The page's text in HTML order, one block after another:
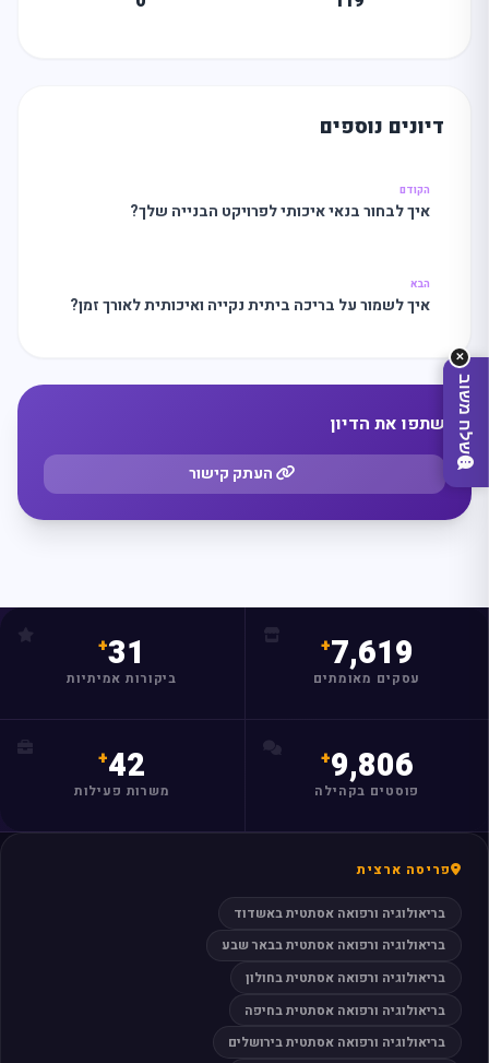
מה
מצאו לי עסק
דיונים נוספים
הקודם
איך לבחור בנאי איכותי לפרויקט הבנייה שלך?
הבא
איך לשמור על בריכה ביתית נקייה ואיכותית לאורך זמן?
שתפו את הדיון
העתק קישור
✕
שלח משוב
7,619
עסקים מאומתים
31
ביקורות אמיתיות
9,806
פוסטים בקהילה
42
משרות פעילות
פריסה ארצית
בריאולוגיה ורפואה אסתטית באשדוד
בריאולוגיה ורפואה אסתטית בבאר שבע
בריאולוגיה ורפואה אסתטית בחולון
בריאולוגיה ורפואה אסתטית בחיפה
בריאולוגיה ורפואה אסתטית בירושלים